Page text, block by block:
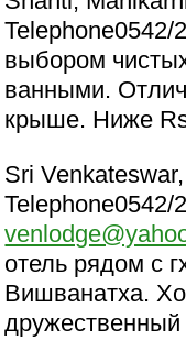
Telephone0542/
выбором
ванными.
крыше. Ниже
Sri
Telephone0542/
отель рядом с
Вишванатха.